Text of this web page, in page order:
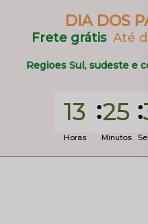
DIA DOS
Frete grátis Até
Regioes Sul, sudeste e
13
Horas
25
Minutos